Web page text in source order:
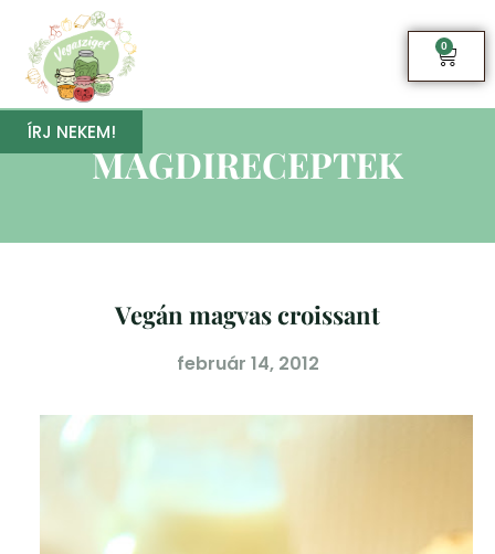
0
ÍRJ NEKEM!
MAGDIRECEPTEK
Vegán magvas croissant
február 14, 2012